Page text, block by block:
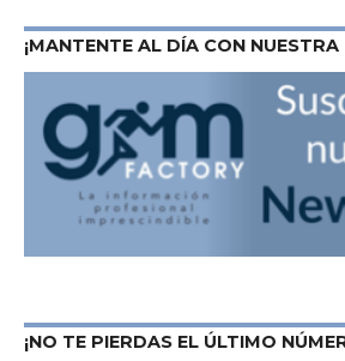
¡MANTENTE AL DÍA CON
¡NO TE PIERDAS EL ÚLTIMO